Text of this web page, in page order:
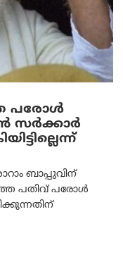
പരോൾ
സർക്കാർ
ബാപ്പുവിന്
പതിവ് പരോൾ